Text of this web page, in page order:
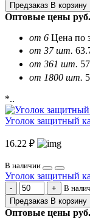
Предзаказ В корзину
Оптовые цены руб.
от 6 Цена по
от 37 шт.
от 361 шт.
от 1800 шт.
*..
Уголок защитный
16.22 ₽
В наличии
Уголок защитный
В
Предзаказ В корзину
Оптовые цены руб.